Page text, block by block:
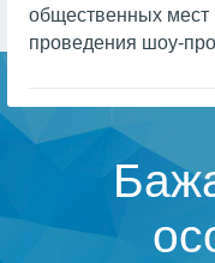
общественных мест
проведения шоу-